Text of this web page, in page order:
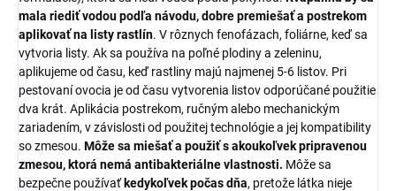
mala riediť vodou podľa návodu, dobre premiešať a postrekom
aplikovať na listy rastlín. V rôznych fenofázach, foliárne, keď sa
vytvoria listy. Ak sa používa na poľné plodiny a zeleninu,
aplikujeme od času, keď rastliny majú najmenej 5-6 listov. Pri
pestovaní ovocia je od času vytvorenia listov odporúčané použitie
dva krát. Aplikácia postrekom, ručným alebo mechanickým
zariadením, v závislosti od použitej technológie a jej kompatibility
so zmesou. Môže sa miešať a použiť s akoukoľvek pripravenou
zmesou, ktorá nemá antibakteriálne vlastnosti. Môže sa
bezpečne používať kedykoľvek počas dňa, pretože látka nieje